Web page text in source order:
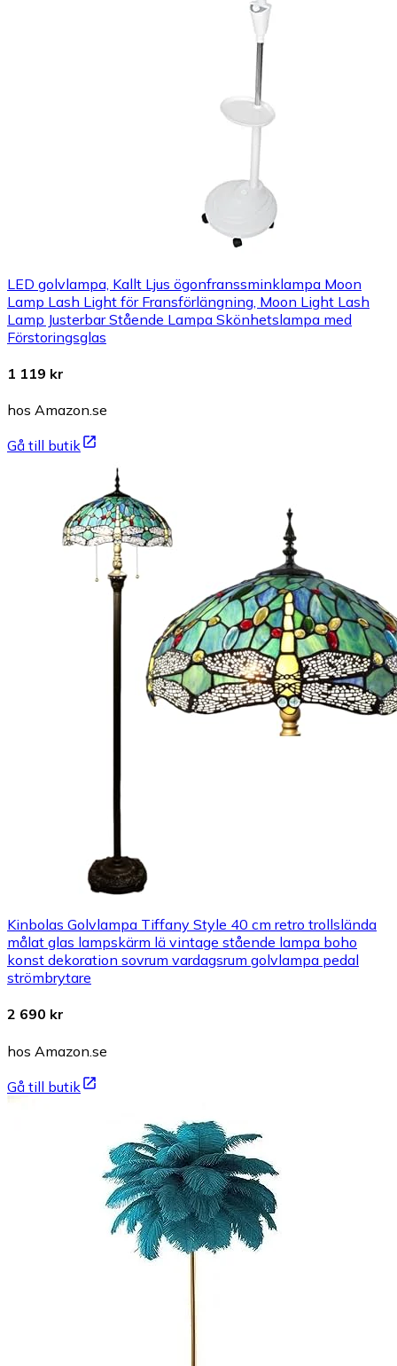
LED golvlampa, Kallt Ljus ögonfranssminklampa Moon
Lamp Lash Light för Fransförlängning, Moon Light Lash
Lamp Justerbar Stående Lampa Skönhetslampa med
Förstoringsglas
1 119 kr
hos Amazon.se
Gå till butik
Kinbolas Golvlampa Tiffany Style 40 cm retro trollslända
målat glas lampskärm lä vintage stående lampa boho
konst dekoration sovrum vardagsrum golvlampa pedal
strömbrytare
2 690 kr
hos Amazon.se
Gå till butik